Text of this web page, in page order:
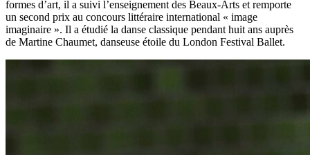
formes d’art, il a suivi l’enseignement des Beaux-Arts et remporte
un second prix au concours littéraire international « image
imaginaire ». Il a étudié la danse classique pendant huit ans auprès
de Martine Chaumet, danseuse étoile du London Festival Ballet.